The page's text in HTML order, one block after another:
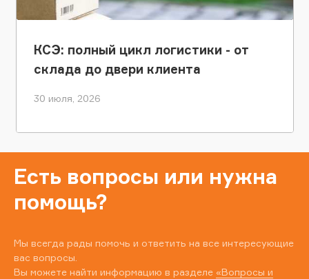
КСЭ: полный цикл логистики - от
склада до двери клиента
30 июля, 2026
Есть вопросы или нужна
помощь?
Мы всегда рады помочь и ответить на все интересующие
вас вопросы.
Вы можете найти информацию в разделе «Вопросы и